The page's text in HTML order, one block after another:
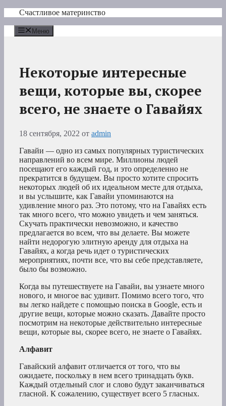
Перейти
содержимому
Счастливое материнство
Меню
Некоторые интересные
вещи, которые вы, скорее
всего, не знаете о Гавайях
18 сентября, 2022 от admin
Гавайи — одно из самых популярных туристических
направлений во всем мире. Миллионы людей
посещают его каждый год, и это определенно не
прекратится в будущем. Вы просто хотите спросить
некоторых людей об их идеальном месте для отдыха,
и вы услышите, как Гавайи упоминаются на
удивление много раз. Это потому, что на Гавайях есть
так много всего, что можно увидеть и чем заняться.
Скучать практически невозможно, и качество
предлагается во всем, что вы делаете. Вы можете
найти недорогую элитную аренду для отдыха на
Гавайях, а когда речь идет о туристических
мероприятиях, почти все, что вы себе представляете,
было бы возможно.
Когда вы путешествуете на Гавайи, вы узнаете много
нового, и многое вас удивит. Помимо всего того, что
вы легко найдете с помощью поиска в Google, есть и
другие вещи, которые можно сказать. Давайте просто
посмотрим на некоторые действительно интересные
вещи, которые вы, скорее всего, не знаете о Гавайях.
Алфавит
Гавайский алфавит отличается от того, что вы
ожидаете, поскольку в нем всего тринадцать букв.
Каждый отдельный слог и слово будут заканчиваться
гласной. К сожалению, существует всего 5 гласных.